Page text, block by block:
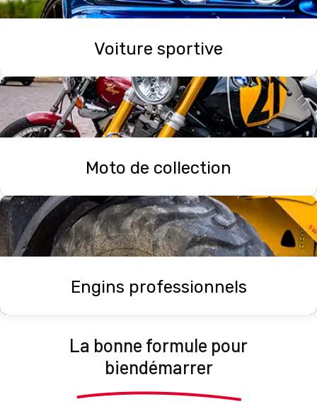
Voiture sportive
La simulation vous permet d’estimer le montant sur
la durée que vous souhaitez.
Moto de collection
Les motos de collections sont très rares, il est donc
préférable de les assurer.
Engins professionnels
plusieurs personnes.
La bonne formule pour
biendémarrer